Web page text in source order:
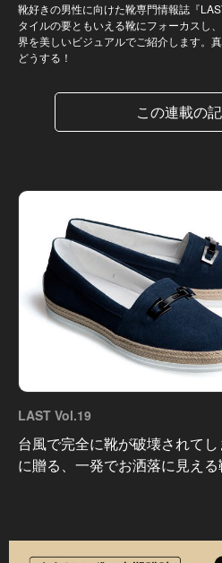
靴好きの男性に向けた靴専門情報誌『
タイルの要ともいえる靴にフォーカスし
界を美しいビジュアルでご紹介します。
どうする！
この連載の
LAST Vol.19
台風で完全に靴が破壊されて
に贈る、一発でお洒落に見え